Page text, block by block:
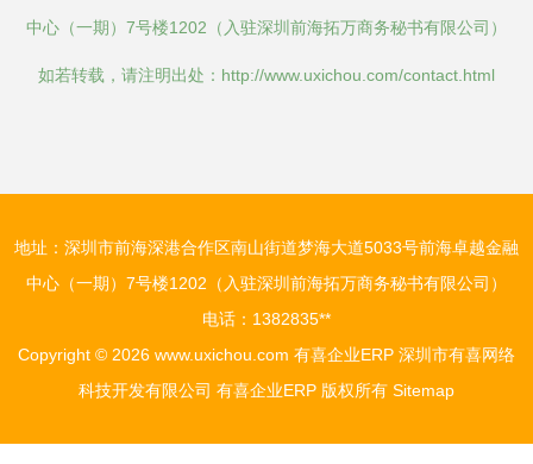
中心（一期）7号楼1202（入驻深圳前海拓万商务秘书有限公司）
如若转载，请注明出处：http://www.uxichou.com/contact.html
地址：深圳市前海深港合作区南山街道梦海大道5033号前海卓越金融
中心（一期）7号楼1202（入驻深圳前海拓万商务秘书有限公司）
电话：1382835**
Copyright © 2026 www.uxichou.com 有喜企业ERP 深圳市有喜网络
科技开发有限公司 有喜企业ERP 版权所有 Sitemap